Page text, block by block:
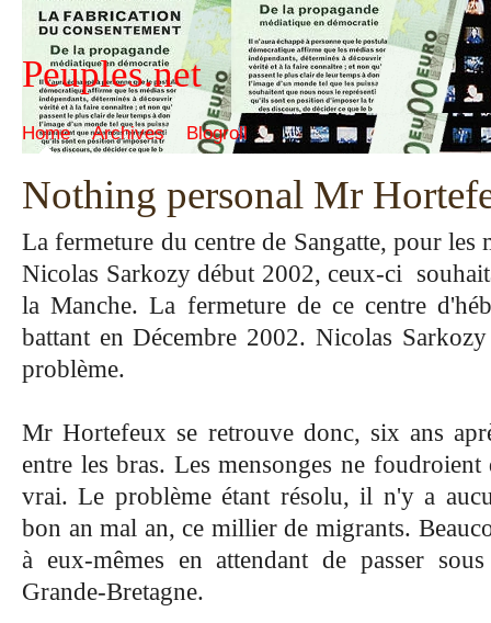
Peuples.net
Home Archives Blogroll
Nothing personal Mr
La fermeture du centre de Sangatte, pour les
Nicolas Sarkozy début 2002, ceux-ci
la Manche. La fermeture de ce centre
battant en Décembre 2002. Nicolas
problème.
Mr Hortefeux se retrouve donc, six ans
entre les bras. Les mensonges ne
vrai. Le problème étant résolu, il n'y a
bon an mal an, ce millier de migrants.
à eux-mêmes en attendant de passer
Grande-Bretagne.